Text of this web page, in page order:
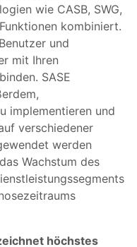
wie CASB, SWG,
kombiniert.
und
mit Ihren
SASE
implementieren und
verschiedener
werden
Wachstum des
höchstes